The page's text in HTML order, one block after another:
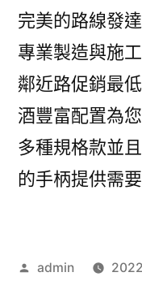
完美的路線發
專業製造與施
鄰近路促銷最
酒豐富配置為
多種規格款並
的手柄提供需
作
admin